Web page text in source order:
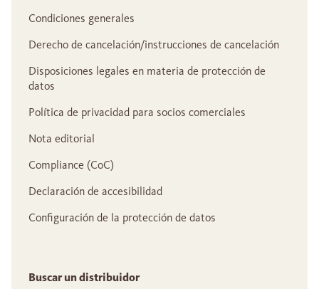
Condiciones generales
Derecho de cancelación/instrucciones de cancelación
Disposiciones legales en materia de protección de
datos
Política de privacidad para socios comerciales
Nota editorial
Compliance (CoC)
Declaración de accesibilidad
Configuración de la protección de datos
Buscar un distribuidor